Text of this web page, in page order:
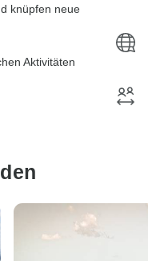
knüpfen neue
Aktivitäten